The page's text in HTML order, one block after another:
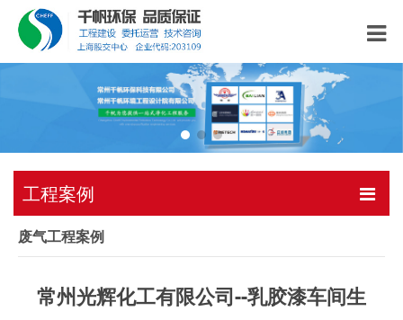
工程案例
废气工程案例
常州光辉化工有限公司--乳胶漆车间生